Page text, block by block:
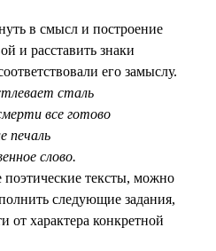
в смысл и построение
и расставить знаки
его замыслу.
сталь
все готово
печаль
слово.
тексты, можно
следующие задания,
от характера конкретной